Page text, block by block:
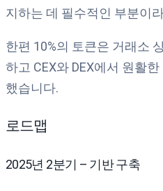
지하는 데 필수적인 부분이
한편 10%의 토큰은 거래소
하고 CEX와 DEX에서 원활
했습니다.
로드맵
2025년 2분기 – 기반 구축